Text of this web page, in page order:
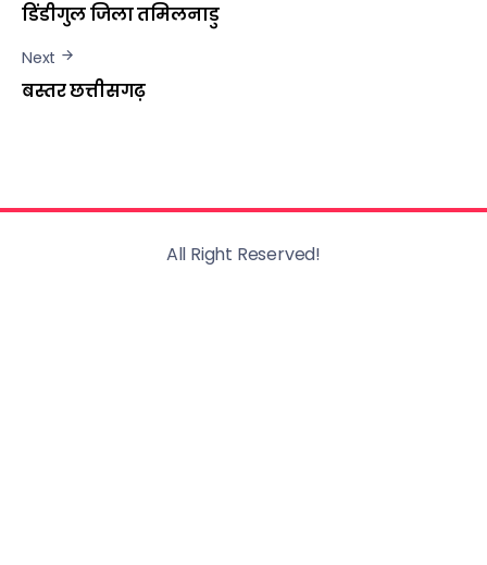
डिंडीगुल जिला तमिलनाडु
Next
बस्तर छत्तीसगढ़
All Right Reserved!